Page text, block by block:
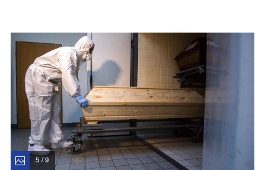
5 / 9